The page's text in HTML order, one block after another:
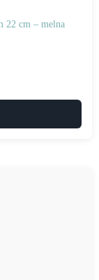
22 cm – melna